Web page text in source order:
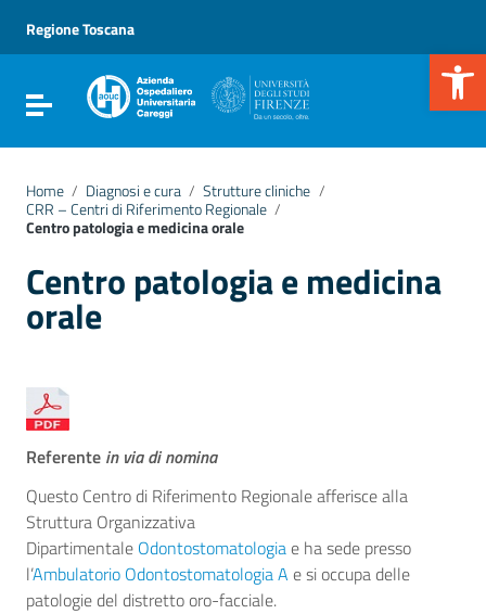
Vai al menu di navigazione
Vai al footer
Regione Toscana
Attiva / disattiva la navigazione
Home / Diagnosi e cura / Strutture cliniche /
CRR – Centri di Riferimento Regionale /
Centro patologia e medicina orale
Centro patologia e medicina
orale
Referente in via di nomina
Questo Centro di Riferimento Regionale afferisce alla
Struttura Organizzativa
Dipartimentale Odontostomatologiae ha sede presso
l’Ambulatorio Odontostomatologia A e si occupa delle
patologie del distretto oro-facciale.